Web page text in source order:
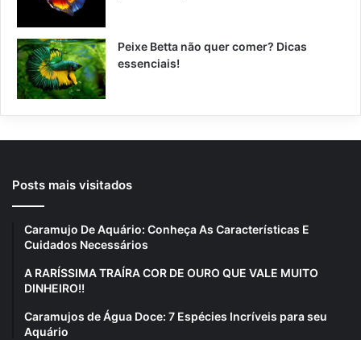
Peixe Betta não quer comer? Dicas
essenciais!
Posts mais visitados
Caramujo De Aquário: Conheça As Características E
Cuidados Necessários
A RARÍSSIMA TRAÍRA COR DE OURO QUE VALE MUITO
DINHEIRO!!
Caramujos de Água Doce: 7 Espécies Incríveis para seu
Aquário